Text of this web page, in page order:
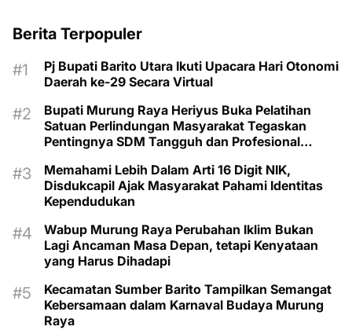
Berita Terpopuler
Pj Bupati Barito Utara Ikuti Upacara Hari Otonomi
Daerah ke-29 Secara Virtual
Bupati Murung Raya Heriyus Buka Pelatihan
Satuan Perlindungan Masyarakat Tegaskan
Pentingnya SDM Tangguh dan Profesional
Memahami Lebih Dalam Arti 16 Digit NIK,
Disdukcapil Ajak Masyarakat Pahami Identitas
Kependudukan
Wabup Murung Raya Perubahan Iklim Bukan
Lagi Ancaman Masa Depan, tetapi Kenyataan
yang Harus Dihadapi
Kecamatan Sumber Barito Tampilkan Semangat
Kebersamaan dalam Karnaval Budaya Murung
Raya